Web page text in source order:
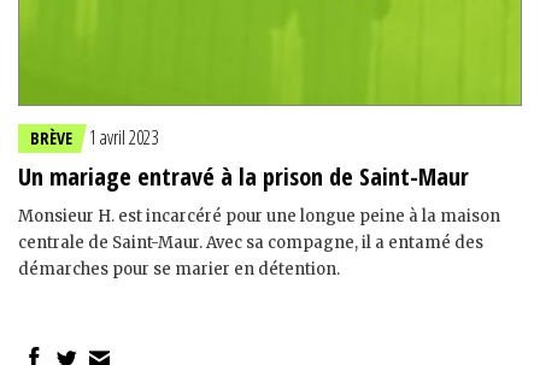
BRÈVE 1 avril 2023
Un mariage entravé à la prison de Saint-Maur
Monsieur H. est incarcéré pour une longue peine à la maison
centrale de Saint-Maur. Avec sa compagne, il a entamé des
démarches pour se marier en détention.